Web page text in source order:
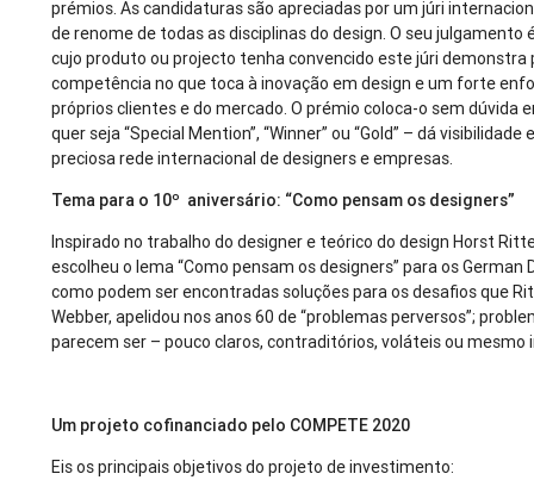
prémios. As candidaturas são apreciadas por um júri
de renome de todas as disciplinas do design. O seu
cujo produto ou projecto tenha convencido este júri demonstra
competência no que toca à inovação em design e um forte
próprios clientes e do mercado. O prémio coloca-o sem dúvida
quer seja “Special Mention”, “Winner” ou “Gold” – dá
preciosa rede internacional de designers e empresas.
Tema para o 10º aniversário: “Como pensam os designers”
Inspirado no trabalho do designer e teórico do design Horst
escolheu o lema “Como pensam os designers” para os German
como podem ser encontradas soluções para os desafios que
Webber, apelidou nos anos 60 de “problemas perversos”;
parecem ser – pouco claros, contraditórios, voláteis ou mesmo
Um projeto cofinanciado pelo COMPETE 2020
Eis os principais objetivos do projeto de investimento: